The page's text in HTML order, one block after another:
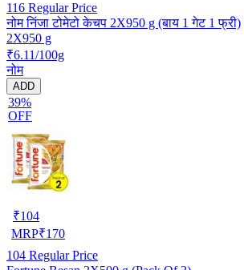
116 Regular Price
नोम निंजा टोमेटो केचप 2X950 g (बाय 1 गेट 1 फ्री)
2X950 g
₹6.11/100g
नोम
ADD
39%
OFF
₹104
MRP₹170
104 Regular Price